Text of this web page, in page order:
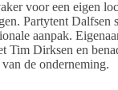
voor een eigen
Partytent Dalfsen
aanpak.
Tim Dirksen en
de onderneming.